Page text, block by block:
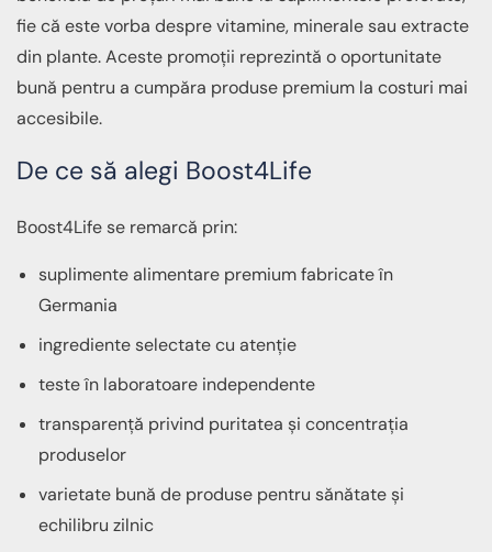
fie că este vorba despre vitamine, minerale sau extracte
din plante. Aceste promoții reprezintă o oportunitate
bună pentru a cumpăra produse premium la costuri mai
accesibile.
De ce să alegi Boost4Life
Boost4Life se remarcă prin:
suplimente alimentare premium fabricate în
Germania
ingrediente selectate cu atenție
teste în laboratoare independente
transparență privind puritatea și concentrația
produselor
varietate bună de produse pentru sănătate și
echilibru zilnic